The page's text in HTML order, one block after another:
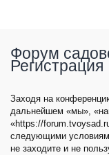
Форум
Регистрация
Заходя на
дальнейшем «мы»,
«https://
следующими
не заходите и не